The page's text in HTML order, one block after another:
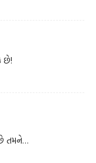
છે!
તમને…